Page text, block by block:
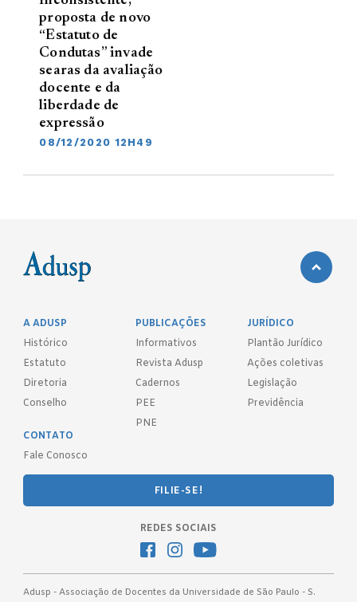
proposta de novo
“Estatuto de
Condutas” invade
searas da avaliação
docente e da
liberdade de
expressão
08/12/2020 12H49
A ADUSP
Histórico
Estatuto
Diretoria
Conselho
PUBLICAÇÕES
Informativos
Revista Adusp
Cadernos
PEE
PNE
JURÍDICO
Plantão Jurídico
Ações coletivas
Legislação
Previdência
CONTATO
Fale Conosco
FILIE-SE!
REDES SOCIAIS
Adusp - Associação de Docentes da Universidade de São Paulo - S.